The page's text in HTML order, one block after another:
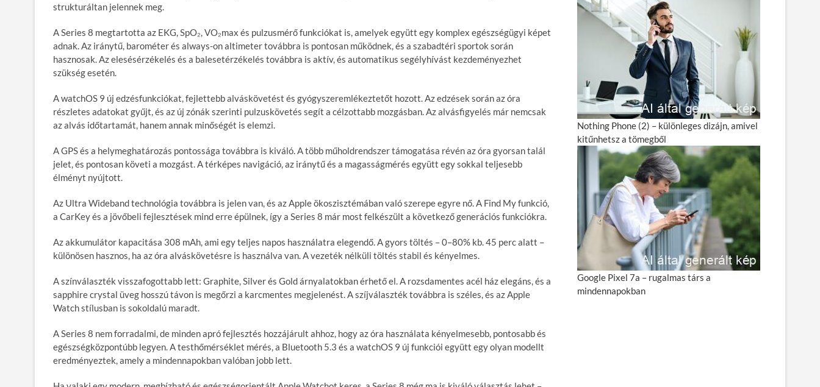
strukturáltan jelennek meg.
A Series 8 megtartotta az EKG, SpO₂, VO₂max és pulzusmérő funkciókat is, amelyek együtt egy komplex egészségügyi képet
adnak. Az iránytű, barométer és always-on altimeter továbbra is pontosan működnek, és a szabadtéri sportok során
hasznosak. Az elesésérzékelés és a balesetérzékelés továbbra is aktív, és automatikus segélyhívást kezdeményezhet
szükség esetén.
A watchOS 9 új edzésfunkciókat, fejlettebb alváskövetést és gyógyszeremlékeztetőt hozott. Az edzések során az óra
részletes adatokat gyűjt, és az új zónák szerinti pulzuskövetés segít a célzottabb mozgásban. Az alvásfigyelés már nemcsak
az alvás időtartamát, hanem annak minőségét is elemzi.
A GPS és a helymeghatározás pontossága továbbra is kiváló. A több műholdrendszer támogatása révén az óra gyorsan talál
jelet, és pontosan követi a mozgást. A térképes navigáció, az iránytű és a magasságmérés együtt egy sokkal teljesebb
élményt nyújtott.
Az Ultra Wideband technológia továbbra is jelen van, és az Apple ökoszisztémában való szerepe egyre nő. A Find My funkció,
a CarKey és a jövőbeli fejlesztések mind erre épülnek, így a Series 8 már most felkészült a következő generációs funkciókra.
Az akkumulátor kapacitása 308 mAh, ami egy teljes napos használatra elegendő. A gyors töltés – 0–80% kb. 45 perc alatt –
különösen hasznos, ha az óra alváskövetésre is használva van. A vezeték nélküli töltés stabil és kényelmes.
A színválaszték visszafogottabb lett: Graphite, Silver és Gold árnyalatokban érhető el. A rozsdamentes acél ház elegáns, és a
sapphire crystal üveg hosszú távon is megőrzi a karcmentes megjelenést. A szíjválaszték továbbra is széles, és az Apple
Watch stílusban is sokoldalú maradt.
A Series 8 nem forradalmi, de minden apró fejlesztés hozzájárult ahhoz, hogy az óra használata kényelmesebb, pontosabb és
egészségközpontúbb legyen. A testhőmérséklet mérés, a Bluetooth 5.3 és a watchOS 9 új funkciói együtt egy olyan modellt
eredményeztek, amely a mindennapokban valóban jobb lett.
Nothing Phone (2) – különleges dizájn, amivel
kitűnhetsz a tömegből
Google Pixel 7a – rugalmas társ a
mindennapokban